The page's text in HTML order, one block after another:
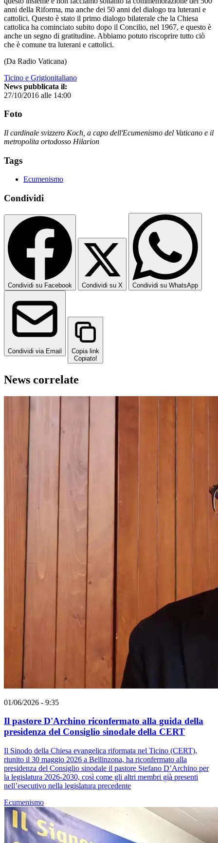
anni della Riforma, ma anche dei 50 anni del dialogo tra luterani e
cattolici. Questo è stato il primo dialogo bilaterale che la Chiesa
cattolica ha cominciato subito dopo il Concilio, nel 1967, e questo è
anche un segno di gratitudine. Abbiamo potuto riscoprire tutto ciò
che è comune tra luterani e cattolici.
(Da Radio Vaticana)
Ticino e Grigionitaliano
News pubblicata il:
27/10/2016 alle 14:00
Foto
Il cardinale svizzero Koch, a capo dell'Ecumenismo del Vaticano e il
metropolita ortodosso Hilarion
Tags
Ecumenismo
Condividi
Condividi su Facebook Condividi su X Condividi su WhatsApp
Condividi via Email
Copia link
Copiato!
News correlate
01/06/2026 - 9:35
Il pastore D'Archino riconfermato alla guida della
presidenza del Consiglio sinodale della CERT
Il Sinodo della Chiesa evangelica riformata nel Ticino (CERT),
riunito il 30 maggio 2026 a Bellinzona, ha riconfermato alla
presidenza del Consiglio sinodale il pastore Stefano D’Archino per
la legislatura 2026-2030, così come gli altri membri già presenti
nell’esecutivo nella legislatura precedente
Ecumenismo